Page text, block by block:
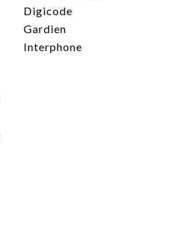
Digicode
Gardien
Interphone